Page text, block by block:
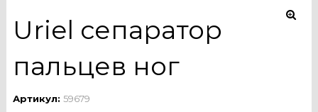
Uriel сепаратор
пальцев ног
Артикул: 59679